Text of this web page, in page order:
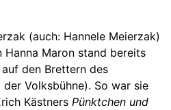
(auch: Hannele Meierzak)
Hanna Maron stand bereits
den Brettern des
Volksbühne). So war sie
Kästners Pünktchen und